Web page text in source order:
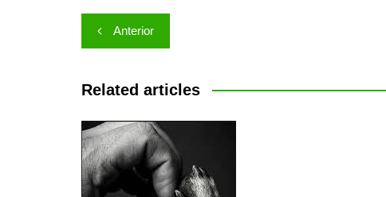
Navegação
de
Post
Anterior
Related articles